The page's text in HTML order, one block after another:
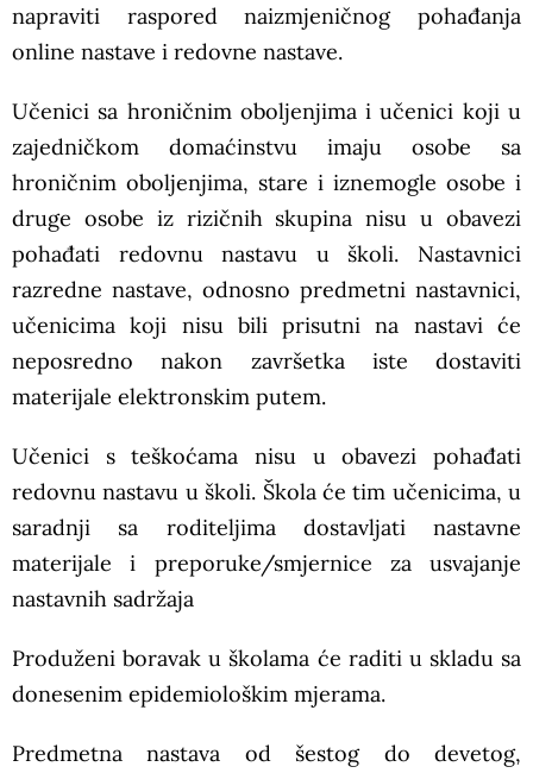
napraviti raspored naizmjeničnog pohađanja
online nastave i redovne nastave.
Učenici sa hroničnim oboljenjima i učenici koji u
zajedničkom domaćinstvu imaju osobe sa
hroničnim oboljenjima, stare i iznemogle osobe i
druge osobe iz rizičnih skupina nisu u obavezi
pohađati redovnu nastavu u školi. Nastavnici
razredne nastave, odnosno predmetni nastavnici,
učenicima koji nisu bili prisutni na nastavi će
neposredno nakon završetka iste dostaviti
materijale elektronskim putem.
Učenici s teškoćama nisu u obavezi pohađati
redovnu nastavu u školi. Škola će tim učenicima, u
saradnji sa roditeljima dostavljati nastavne
materijale i preporuke/smjernice za usvajanje
nastavnih sadržaja
Produženi boravak u školama će raditi u skladu sa
donesenim epidemiološkim mjerama.
Predmetna nastava od šestog do devetog,